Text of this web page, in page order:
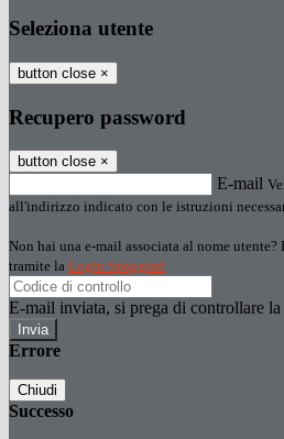
Seleziona utente
button close ×
Recupero password
button close ×
E-mail
all'indirizzo indicato con le istruzioni
Non hai una e-mail associata al nome
tramite la Login Spaggiari
E-mail inviata, si prega di controllare
Errore
Chiudi
Successo